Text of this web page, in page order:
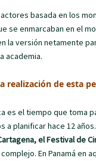
basada en los
se enmarcaban en el
la versión netamente
academia.
realización de esta
es el tiempo que toma
planificar hace 12
el Festival de
En Panamá en